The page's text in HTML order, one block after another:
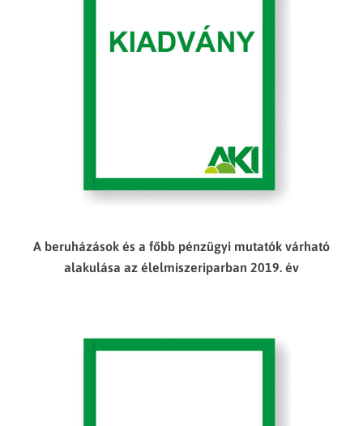
A beruházások és a főbb pénzügyi mutatók várható
alakulása az élelmiszeriparban 2019. év